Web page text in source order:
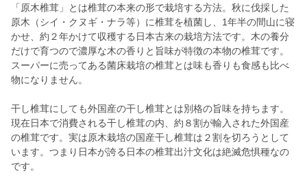
「原木椎茸」とは椎茸の本来の形で栽培する方法。秋に伐採した
原木（シイ・クヌギ・ナラ等）に椎茸を植菌し、1年半の間山に寝
かせ、約２年かけて収穫する日本古来の栽培方法です。木の養分
だけで育つので濃厚な木の香りと旨味が特徴の本物の椎茸です。
スーパーに売ってある菌床栽培の椎茸とは味も香りも食感も比べ
物になりません。
干し椎茸にしても外国産の干し椎茸とは別格の旨味を持ちます。
現在日本で消費される干し椎茸の内、約８割が輸入された外国産
の椎茸です。実は原木栽培の国産干し椎茸は２割を切ろうとして
います。つまり日本が誇る日本の椎茸出汁文化は絶滅危惧種なの
です。